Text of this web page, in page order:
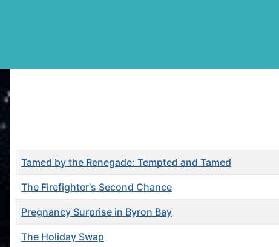
Title
Tamed by the Renegade: Tempted and Tamed
The Firefighter's Second Chance
Pregnancy Surprise in Byron Bay
The Holiday Swap